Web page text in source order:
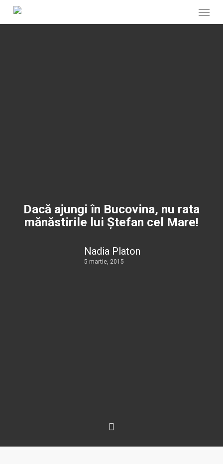
Dacă ajungi în Bucovina, nu rata
mănăstirile lui Ștefan cel Mare!
Nadia Platon
5 martie, 2015